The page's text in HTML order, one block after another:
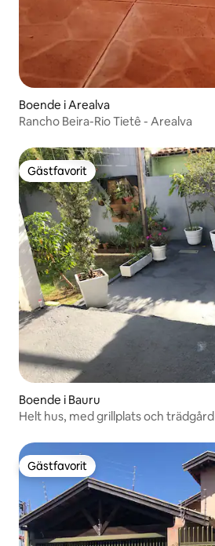
Boende i Arealva
Rancho Beira-Rio Tietê - Arealva
Gästfavorit
Gästfavorit
Boende i Bauru
Helt hus, med grillplats och trädgård
Gästfavorit
Gästfavorit